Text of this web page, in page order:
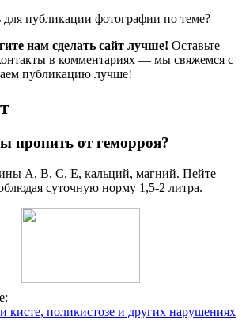
публикации фотографии по теме?
нам сделать сайт лучше! Оставьте
в комментариях — мы свяжемся с
публикацию лучше!
пропить от геморроя?
А, В, С, Е, кальций, магний. Пейте
суточную норму 1,5-2 литра.
кисте, поликистозе и других нарушениях